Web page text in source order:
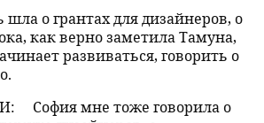
шла о грантах для дизайнеров, о
как верно заметила Тамуна,
развиваться, говорить о
София мне тоже говорила о